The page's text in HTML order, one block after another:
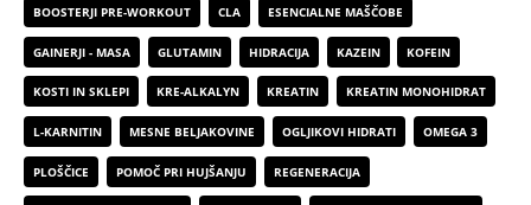
BOOSTERJI PRE-WORKOUT CLA ESENCIALNE MAŠČOBE
GAINERJI - MASA GLUTAMIN HIDRACIJA KAZEIN KOFEIN
KOSTI IN SKLEPI KRE-ALKALYN KREATIN KREATIN MONOHIDRAT
L-KARNITIN MESNE BELJAKOVINE OGLJIKOVI HIDRATI OMEGA 3
PLOŠČICE POMOČ PRI HUJŠANJU REGENERACIJA